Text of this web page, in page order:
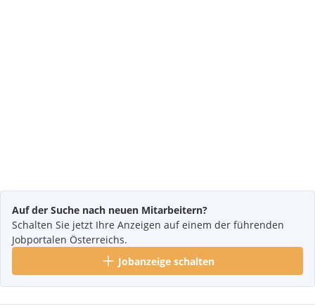
Auf der Suche nach neuen Mitarbeitern?
Schalten Sie jetzt Ihre Anzeigen auf einem der führenden
Jobportalen Österreichs.
Jobanzeige schalten